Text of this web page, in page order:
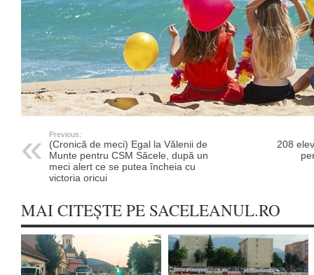
Previous:
(Cronică de meci) Egal la Vălenii de
Munte pentru CSM Săcele, după un
meci alert ce se putea încheia cu
victoria oricui
208
MAI CITEȘTE PE SACELEANUL.RO